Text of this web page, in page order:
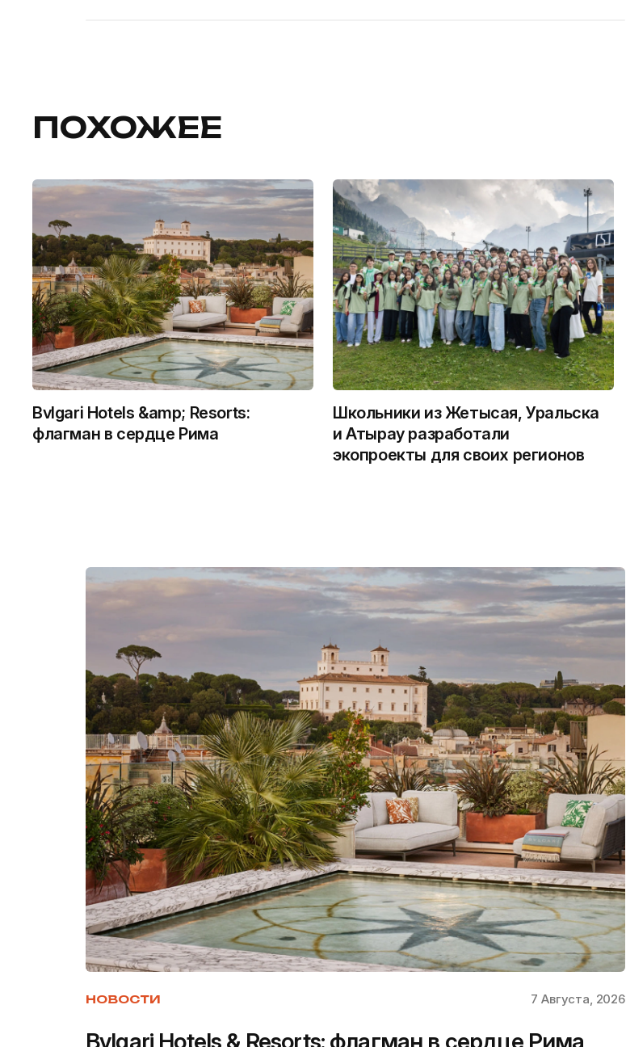
ПОХОЖЕЕ
Bvlgari Hotels &amp; Resorts:
флагман в сердце Рима
Школьники из Жетысая, Уральска
и Атырау разработали
экопроекты для своих регионов
НОВОСТИ 7 Августа, 2026
Bvlgari Hotels & Resorts: флагман в сердце Рима